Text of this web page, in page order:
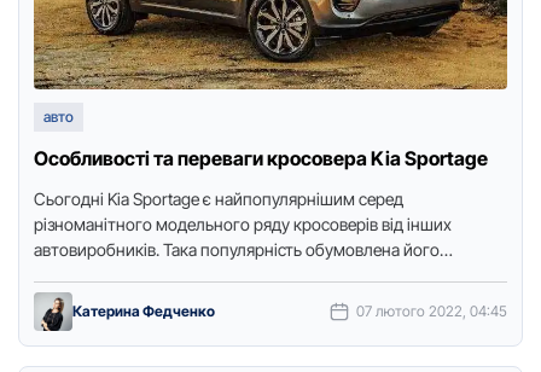
авто
Особливості та переваги кросовера Kia Sportage
Сьогодні Kia Sportage є найпопулярнішим серед
різноманітного модельного ряду кросоверів від інших
автовиробників. Така популярність обумовлена його
базовій комплектації …
Катерина Федченко 07 лютого 2022, 04:45